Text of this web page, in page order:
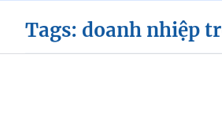
Tags: doanh nhiệp